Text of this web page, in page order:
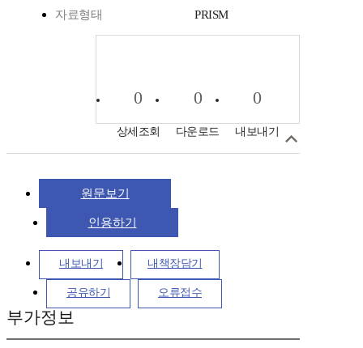
자료형태 PRISM
0
상세조회
0
다운로드
0
내보내기
원문보기
인용하기
내보내기 내책장담기
공유하기 오류접수
부가정보